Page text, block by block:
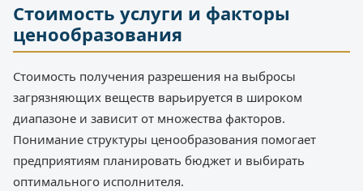
Стоимость услуги и факторы
ценообразования
Стоимость получения разрешения на выбросы
загрязняющих веществ варьируется в широком
диапазоне и зависит от множества факторов.
Понимание структуры ценообразования помогает
предприятиям планировать бюджет и выбирать
оптимального исполнителя.